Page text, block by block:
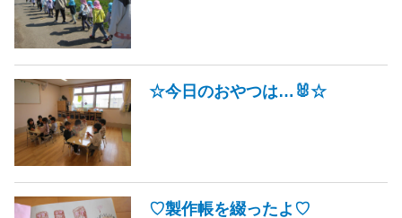
☆今日のおやつは…🐰☆
♡製作帳を綴ったよ♡